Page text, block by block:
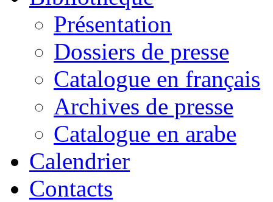
Présentation
Dossiers de presse
Catalogue en français
Archives de presse
Catalogue en arabe
Calendrier
Contacts